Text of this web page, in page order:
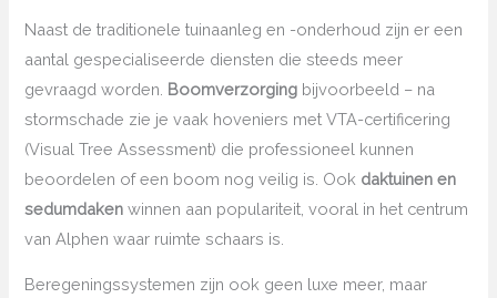
Naast de traditionele tuinaanleg en -onderhoud zijn er een
aantal gespecialiseerde diensten die steeds meer
gevraagd worden. Boomverzorging bijvoorbeeld – na
stormschade zie je vaak hoveniers met VTA-certificering
(Visual Tree Assessment) die professioneel kunnen
beoordelen of een boom nog veilig is. Ook daktuinen en
sedumdaken winnen aan populariteit, vooral in het centrum
van Alphen waar ruimte schaars is.
Beregeningssystemen zijn ook geen luxe meer, maar